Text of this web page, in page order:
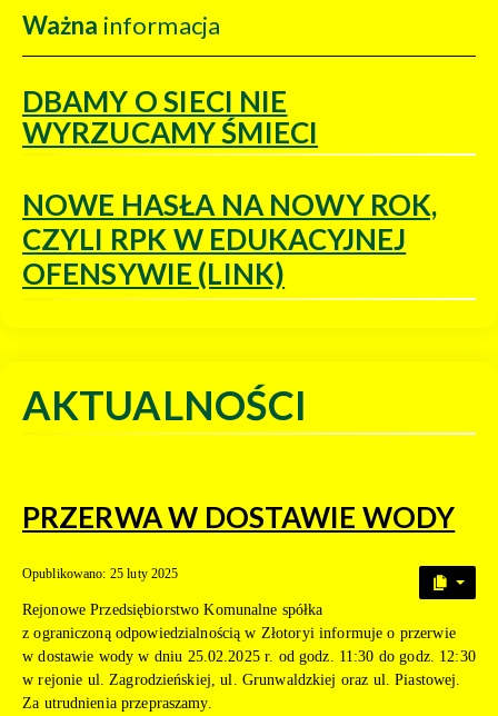
Ważna informacja
DBAMY O SIECI NIE
WYRZUCAMY ŚMIECI
NOWE HASŁA NA NOWY ROK,
CZYLI RPK W EDUKACYJNEJ
OFENSYWIE (LINK)
AKTUALNOŚCI
PRZERWA W DOSTAWIE WODY
Opublikowano: 25 luty 2025
Rejonowe Przedsiębiorstwo Komunalne spółka
z ograniczoną odpowiedzialnością w Złotoryi informuje o przerwie
w dostawie wody w dniu 25.02.2025 r. od godz. 11:30 do godz. 12:30
w rejonie ul. Zagrodzieńskiej, ul. Grunwaldzkiej oraz ul. Piastowej.
Za utrudnienia przepraszamy.